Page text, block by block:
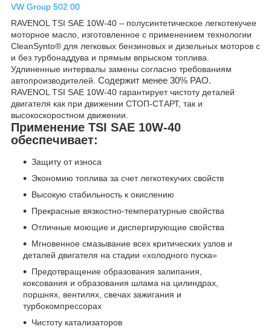
VW Group 502 00
RAVENOL TSI SAE 10W-40 – полусинтетическое легкотекучее
моторное масло, изготовленное с применением технологии
CleanSynto® для легковых бензиновых и дизельных моторов с
и без турбонаддува и прямым впрыском топлива.
Удлиненные интервалы замены согласно требованиям
автопроизводителей. Содержит менее 30% PAO.
RAVENOL TSI SAE 10W-40 гарантирует чистоту деталей
двигателя как при движении СТОП-СТАРТ, так и
высокоскоростном движении.
Применение TSI SAE 10W-40
обеспечивает:
Защиту от износа
Экономию топлива за счет легкотекучих свойств
Высокую стабильность к окислению
Прекрасные вязкостно-температурные свойства
Отличные моющие и диспергирующие свойства
Мгновенное смазывание всех критических узлов и
деталей двигателя на стадии «холодного пуска»
Предотвращение образования залипания,
коксования и образования шлама на цилиндрах,
поршнях, вентилях, свечах зажигания и
турбокомпрессорах
Чистоту катализаторов